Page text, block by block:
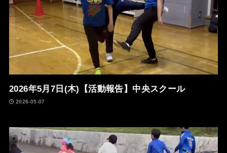
2026年5月7日(木)【活動報告】中央スクール
2026-05-07